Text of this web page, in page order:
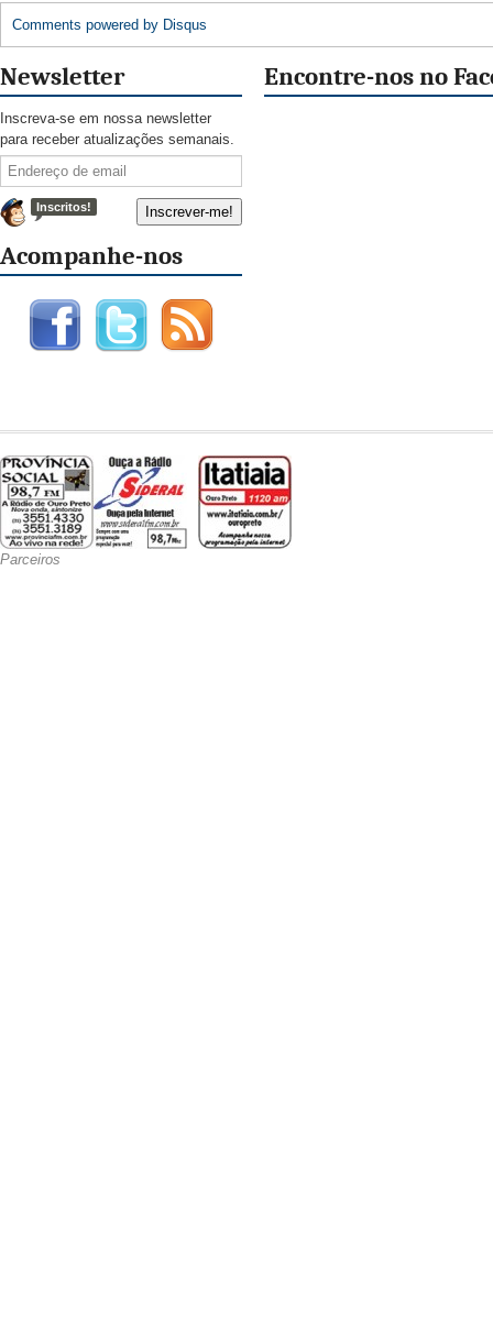
Comments powered by Disqus
Newsletter
Inscreva-se em nossa newsletter
para receber atualizações semanais.
Inscritos!
Acompanhe-nos
Encontre-nos no
Parceiros